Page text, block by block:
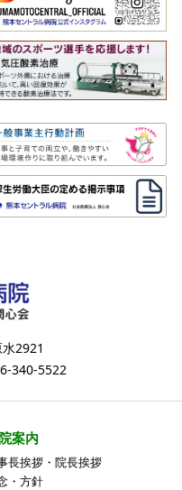
2921
340-5522
案内
長挨拶・院長挨拶
・方針